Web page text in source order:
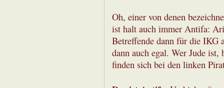
Oh, einer von denen
ist halt auch immer Antifa:
Betreffende dann für die IKG
dann auch egal. Wer Jude
finden sich bei den linken